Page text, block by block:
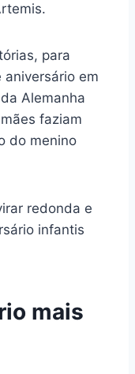
para
em
Alemanha
faziam
do menino
redonda e
infantis
mais